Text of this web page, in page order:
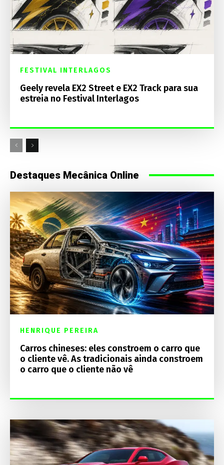
FESTIVAL INTERLAGOS
Geely revela EX2 Street e EX2 Track para sua
estreia no Festival Interlagos
Destaques Mecânica Online
HENRIQUE PEREIRA
Carros chineses: eles constroem o carro que
o cliente vê. As tradicionais ainda constroem
o carro que o cliente não vê